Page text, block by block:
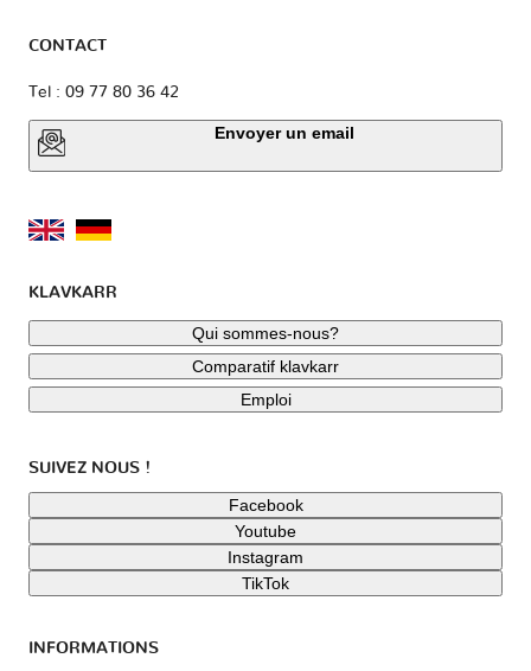
CONTACT
Tel : 09 77 80 36 42
Envoyer un email
KLAVKARR
Qui sommes-nous?
Comparatif klavkarr
Emploi
SUIVEZ NOUS !
Facebook
Youtube
Instagram
TikTok
INFORMATIONS